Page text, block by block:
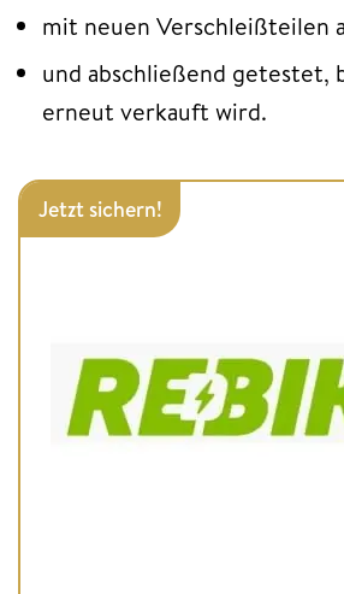
mit neuen Verschleißteilen
und abschließend getestet,
erneut verkauft wird.
Jetzt sichern!